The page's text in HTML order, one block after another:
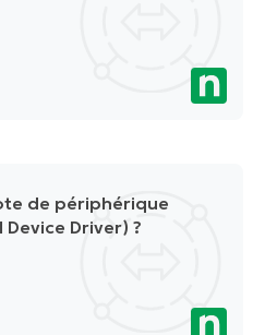
de périphérique
Driver) ?